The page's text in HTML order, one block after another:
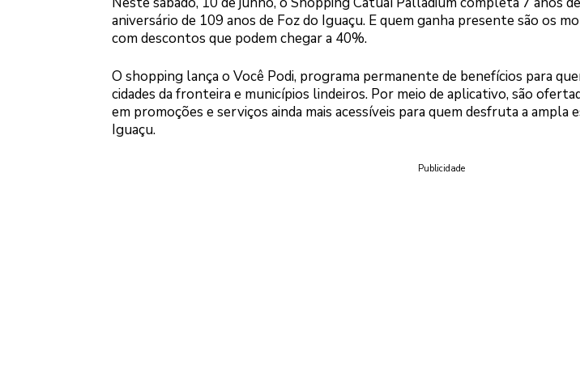
aniversário de 109 anos de Foz do Iguaçu. E quem ganha presente são os
com descontos que podem chegar a 40%.
O shopping lança o Você Podi, programa permanente de benefícios para
cidades da fronteira e municípios lindeiros. Por meio de aplicativo, são
em promoções e serviços ainda mais acessíveis para quem desfruta a ampla
Iguaçu.
Publicidade